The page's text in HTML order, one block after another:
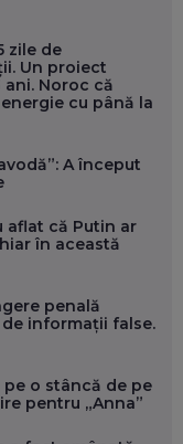
DESCHIZI DRUMUL
CUM ÎȚI PROTEJEZI
PRIMII PAȘI ÎNTR-O
VREI SUCCES ONLINE?
DE LA CLUJ PENTRU
ȘI FERME
BANK: AUTOMATIZĂM
zile de
Un proiect
Noroc că
cu până la
A început
aflat că Putin ar
în această
penală
informații false.
o stâncă de pe
pentru „Anna”